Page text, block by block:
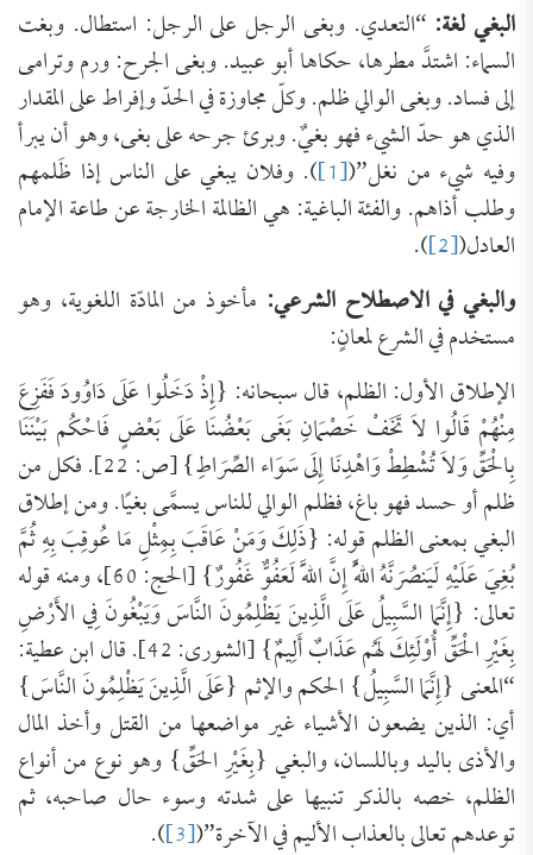
البغي لغة: “التعدي. وبغى الرجل على الرجل: استطال. وبغت
السماء: اشتدَّ مطرها، حكاها أبو عبيد. وبغى الجرح: ورم وترامى
إلى فساد. وبغى الوالي ظلم. وكلّ مجاوزة في الحدّ وإفراط على المقدار
الذي هو حدّ الشيء فهو بغيٌ. وبرئ جرحه على بغى، وهو أن يبرأ
وفيه شيء من نغل”([1] ). وفلان يبغي على الناس إذا ظَلمهم
وطلب أذاهم. والفئة الباغية: هي الظالمة الخارجة عن طاعة الإمام
العادل([2]
).
والبغي في الاصطلاح الشرعي: مأخوذ من المادّة اللغوية، وهو
مستخدم في الشرع لمعانٍ:
الإطلاق الأول: الظلم، قال سبحانه: {إِذْ دَخَلُوا عَلَى دَاوُودَ فَفَزِعَ
مِنْهُمْ قَالُوا لاَ تَخَفْ خَصْمَانِ بَغَى بَعْضُنَا عَلَى بَعْضٍ فَاحْكُم بَيْنَنَا
بِالْحَقِّ وَلاَ تُشْطِطْ وَاهْدِنَا إِلَى سَوَاء الصِّرَاطِ} [ص: 22]. فكل من
ظلم أو حسد فهو باغ، فظلم الوالي للناس يسمَّى بغيًا. ومن إطلاق
البغي بمعنى الظلم قوله: {ذَلِكَ وَمَنْ عَاقَبَ بِمِثْلِ مَا عُوقِبَ بِهِ ثُمَّ
بُغِيَ عَلَيْهِ لَيَنصُرَنَّهُ اللَّهُ إِنَّ اللَّهَ لَعَفُوٌّ غَفُورٌ} [الحج: 60]، ومنه قوله
تعالى: {إِنَّمَا السَّبِيلُ عَلَى الَّذِينَ يَظْلِمُونَ النَّاسَ وَيَبْغُونَ فِي الأَرْضِ
بِغَيْرِ الْحَقِّ أُوْلَئِكَ لَهُم عَذَابٌ أَلِيمٌ} [الشورى: 42]. قال ابن عطية:
“المعنى {إِنَّمَا السَّبِيلُ} الحكم والإثم {عَلَى الَّذِينَ يَظْلِمُونَ النَّاسَ}
أي: الذين يضعون الأشياء غير مواضعها من القتل وأخذ المال
والأذى باليد وباللسان، والبغي {بِغَيْرِ الحَقِّ} وهو نوع من أنواع
الظلم، خصه بالذكر تنبيها على شدته وسوء حال صاحبه، ثم
توعدهم تعالى بالعذاب الأليم في الآخرة”([3]
).